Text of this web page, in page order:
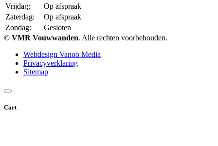
Vrijdag:
Op afspraak
Zaterdag:
Op afspraak
Zondag:
Gesloten
© VMR Vouwwanden. Alle rechten voorbehouden.
Webdesign Vanoo Media
Privacyverklaring
Sitemap
Cart